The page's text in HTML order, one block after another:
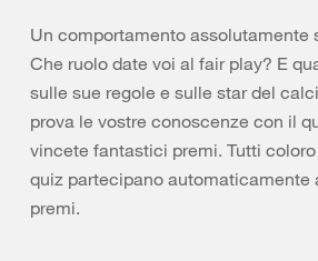
Un comportamento assolutamente
Che ruolo date voi al fair play? E
sulle sue regole e sulle star del
prova le vostre conoscenze con il
vincete fantastici premi. Tutti
quiz partecipano automaticamente
premi.